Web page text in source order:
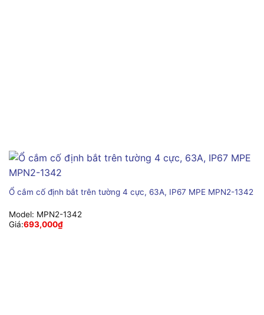
Ổ cắm cố định bắt trên tường 4 cực, 63A, IP67 MPE MPN2-1342
Model: MPN2-1342
Giá:693,000₫